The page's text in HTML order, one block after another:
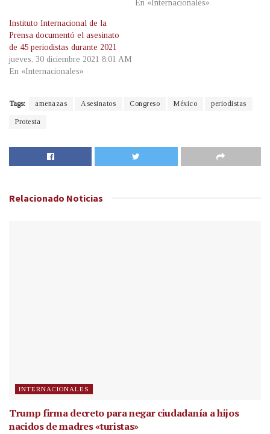
En «Internacionales»
Instituto Internacional de la
Prensa documentó el asesinato
de 45 periodistas durante 2021
jueves, 30 diciembre 2021 8:01 AM
En «Internacionales»
Tags: amenazas Asesinatos Congreso México periodistas
Protesta
Relacionado Noticias
INTERNACIONALES
Trump firma decreto para negar ciudadanía a hijos
nacidos de madres «turistas»